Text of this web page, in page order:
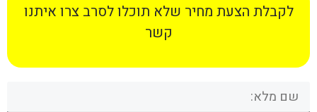
לקבלת הצעת מחיר שלא תוכלו לסרב צרו איתנו
קשר